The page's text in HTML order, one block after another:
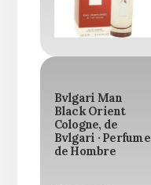
Bvlgari Man
Black Orient
Cologne, de
Bvlgari · Perfume
de Hombre